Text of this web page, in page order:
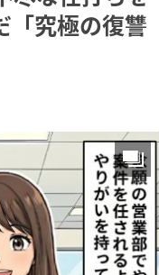
「究極の復讐